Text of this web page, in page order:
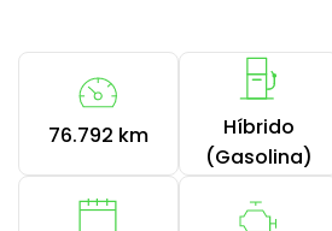
76.792 km
Híbrido
(Gasolina)